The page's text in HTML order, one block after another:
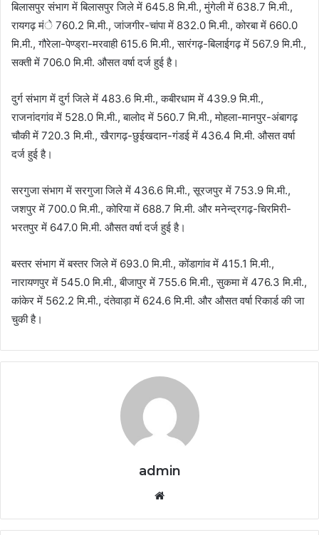
बिलासपुर संभाग में बिलासपुर जिले में 645.8 मि.मी., मुंगेली में 638.7 मि.मी.,
रायगढ़ मंे 760.2 मि.मी., जांजगीर-चांपा में 832.0 मि.मी., कोरबा में 660.0
मि.मी., गौरेला-पेण्ड्रा-मरवाही 615.6 मि.मी., सारंगढ़-बिलाईगढ़ में 567.9 मि.मी.,
सक्ती में 706.0 मि.मी. औसत वर्षा दर्ज हुई है।
दुर्ग संभाग में दुर्ग जिले में 483.6 मि.मी., कबीरधाम में 439.9 मि.मी.,
राजनांदगांव में 528.0 मि.मी., बालोद में 560.7 मि.मी., मोहला-मानपुर-अंबागढ़
चौकी में 720.3 मि.मी., खैरागढ़-छुईखदान-गंडई में 436.4 मि.मी. औसत वर्षा
दर्ज हुई है।
सरगुजा संभाग में सरगुजा जिले में 436.6 मि.मी., सूरजपुर में 753.9 मि.मी.,
जशपुर में 700.0 मि.मी., कोरिया में 688.7 मि.मी. और मनेन्द्रगढ़-चिरमिरी-
भरतपुर में 647.0 मि.मी. औसत वर्षा दर्ज हुई है।
बस्तर संभाग में बस्तर जिले में 693.0 मि.मी., कोंडागांव में 415.1 मि.मी.,
नारायणपुर में 545.0 मि.मी., बीजापुर में 755.6 मि.मी., सुकमा में 476.3 मि.मी.,
कांकेर में 562.2 मि.मी., दंतेवाड़ा में 624.6 मि.मी. और औसत वर्षा रिकार्ड की जा
चुकी है।
admin